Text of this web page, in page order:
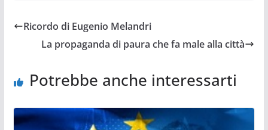
Ricordo di Eugenio Melandri
La propaganda di paura che fa male alla città
Potrebbe anche interessarti